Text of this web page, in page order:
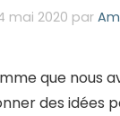
mai 2020 par
que nous
des idées